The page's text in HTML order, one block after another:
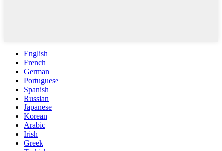
English
French
German
Portuguese
Spanish
Russian
Japanese
Korean
Arabic
Irish
Greek